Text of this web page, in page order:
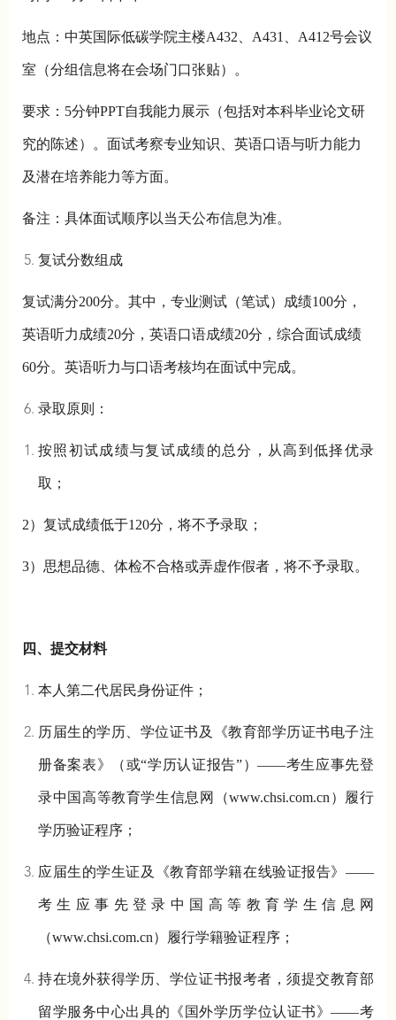
地点：中英国际低碳学院主楼A432、A431、A412号会议
室（分组信息将在会场门口张贴）。
要求：5分钟PPT自我能力展示（包括对本科毕业论文研
究的陈述）。面试考察专业知识、英语口语与听力能力
及潜在培养能力等方面。
备注：具体面试顺序以当天公布信息为准。
复试分数组成
复试满分200分。其中，专业测试（笔试）成绩100分，
英语听力成绩20分，英语口语成绩20分，综合面试成绩
60分。英语听力与口语考核均在面试中完成。
录取原则：
按照初试成绩与复试成绩的总分，从高到低择优录
取；
2）复试成绩低于120分，将不予录取；
3）思想品德、体检不合格或弄虚作假者，将不予录取。
四、提交材料
本人第二代居民身份证件；
历届生的学历、学位证书及《教育部学历证书电子注
册备案表》（或“学历认证报告”）——考生应事先登
录中国高等教育学生信息网（www.chsi.com.cn）履行
学历验证程序；
应届生的学生证及《教育部学籍在线验证报告》——
考生应事先登录中国高等教育学生信息网
（www.chsi.com.cn）履行学籍验证程序；
持在境外获得学历、学位证书报考者，须提交教育部
留学服务中心出具的《国外学历学位认证书》——考